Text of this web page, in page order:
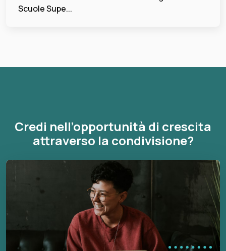
Scuole Supe...
Credi nell’opportunità di crescita
attraverso la condivisione?